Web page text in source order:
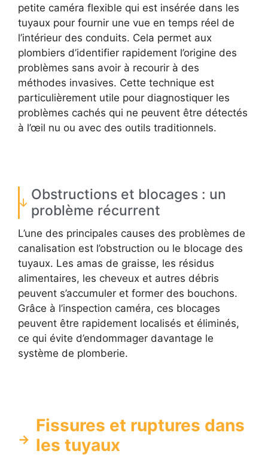
petite caméra flexible qui est insérée dans les
tuyaux pour fournir une vue en temps réel de
l’intérieur des conduits. Cela permet aux
plombiers d’identifier rapidement l’origine des
problèmes sans avoir à recourir à des
méthodes invasives. Cette technique est
particulièrement utile pour diagnostiquer les
problèmes cachés qui ne peuvent être détectés
à l’œil nu ou avec des outils traditionnels.
Obstructions et blocages : un
problème récurrent
L’une des principales causes des problèmes de
canalisation est l’obstruction ou le blocage des
tuyaux. Les amas de graisse, les résidus
alimentaires, les cheveux et autres débris
peuvent s’accumuler et former des bouchons.
Grâce à l’inspection caméra, ces blocages
peuvent être rapidement localisés et éliminés,
ce qui évite d’endommager davantage le
système de plomberie.
Fissures et ruptures dans
les tuyaux